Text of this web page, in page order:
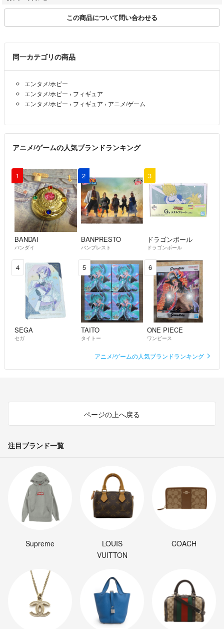
■中古商品について
・かぶせ式パッケージのプラモデルは、内袋未開封の場合「未開封」扱
・検品は行っておりますが、写真やコメントに記載できない瑕疵がある
場合があります。
■発送について
ご注文確定後、3営業日以内に当社指定業者にて発送します。
※日時指定は承れません。
お客様都合による返品・交換は不可。
当社原因の場合のみ、送料当社負担で対応します。
※出品ページ記載の瑕疵（ジャンク品等）は除く
付属品の状態や、記載のない付属品の有無は免責とします。
商品到着後【1週間以内】にご連絡ください。以降は返品不可。
■欠品について
在庫切れ等で商品をご用意できない場合、キャンセル（返金）となりま
す。
本アカウントはラクマ公式パートナー「ネットオフ株式会社」が運営し
ています。
▼特商法
https://fril.jp/ts/official/law/a151/
▼返品特約
https://fril.jp/ts/official/law/a151/#return_policy
この商品について問い合わせる
同一カテゴリの商品
エンタメ/ホビー
エンタメ/ホビー › フィギュア
エンタメ/ホビー › フィギュア › アニメ/ゲーム
アニメ/ゲームの人気ブランドランキング
1
BANDAI
バンダイ
2
BANPRESTO
バンプレスト
3
ドラゴンボール
ドラゴンボール
4
SEGA
セガ
5
TAITO
タイトー
6
ONE PIECE
ワンピース
アニメ/ゲームの人気ブランドランキング
ページの上へ戻る
注目ブランド一覧
Supreme
LOUIS
VUITTON
COACH